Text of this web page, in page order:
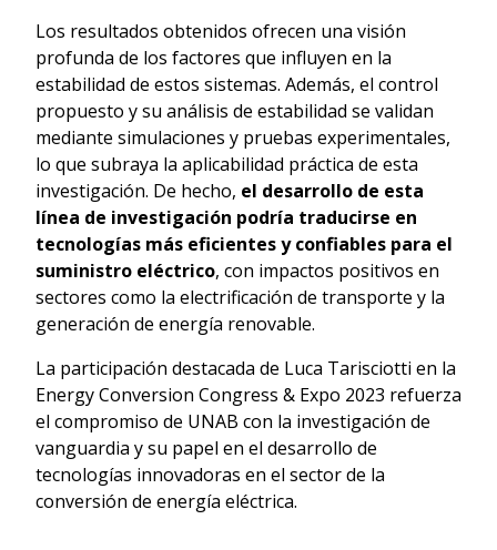
Los resultados obtenidos ofrecen una visión
profunda de los factores que influyen en la
estabilidad de estos sistemas. Además, el control
propuesto y su análisis de estabilidad se validan
mediante simulaciones y pruebas experimentales,
lo que subraya la aplicabilidad práctica de esta
investigación. De hecho, el desarrollo de esta
línea de investigación podría traducirse en
tecnologías más eficientes y confiables para el
suministro eléctrico, con impactos positivos en
sectores como la electrificación de transporte y la
generación de energía renovable.
La participación destacada de Luca Tarisciotti en la
Energy Conversion Congress & Expo 2023 refuerza
el compromiso de UNAB con la investigación de
vanguardia y su papel en el desarrollo de
tecnologías innovadoras en el sector de la
conversión de energía eléctrica.